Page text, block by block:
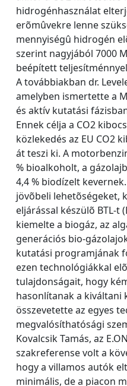
hidrogénhasználat
erõmûvekre lenne
mennyiségû hidrogén
szerint nagyjából 7000
beépített
A továbbiakban dr.
amelyben ismertette a
és aktív kutatási
Ennek célja a CO2
közlekedés az EU CO2
át teszi ki. A
% bioalkoholt, a
4,4 % biodízelt
jövõbeli lehetõségeket,
eljárással készülõ BTL-t
kiemelte a biogáz, az
generációs bio-
kutatási programjának
ezen technológiákkal
tulajdonságait, hogy
hasonlítanak a kiváltani
összevetette az egyes
megvalósíthatósági
Kovalcsik Tamás, az
szakreferense volt a
hogy a villamos autók
minimális, de a piacon